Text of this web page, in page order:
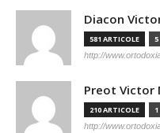
Diacon
581 ARTICOLE 5
http://
Preot Victor
210 ARTICOLE
http://